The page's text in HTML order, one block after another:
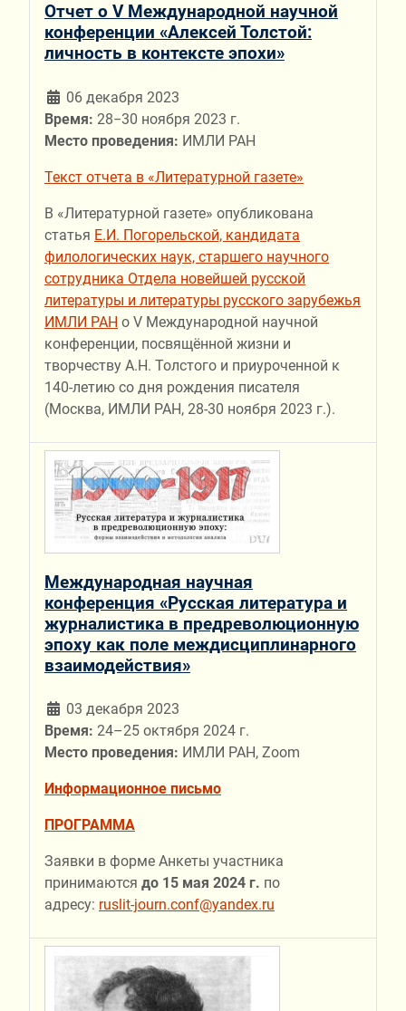
Отчет о V Международной научной
конференции «Алексей Толстой:
личность в контексте эпохи»
06 декабря 2023
Время: 28−30 ноября 2023 г.
Место проведения: ИМЛИ РАН
Текст отчета в «Литературной газете»
В «Литературной газете» опубликована
статья Е.И. Погорельской, кандидата
филологических наук, старшего научного
сотрудника Отдела новейшей русской
литературы и литературы русского зарубежья
ИМЛИ РАН о V Международной научной
конференции, посвящённой жизни и
творчеству А.Н. Толстого и приуроченной к
140-летию со дня рождения писателя
(Москва, ИМЛИ РАН, 28-30 ноября 2023 г.).
Международная научная
конференция «Русская литература и
журналистика в предреволюционную
эпоху как поле междисциплинарного
взаимодействия»
03 декабря 2023
Время: 24–25 октября 2024 г.
Место проведения: ИМЛИ РАН, Zoom
Информационное письмо
ПРОГРАММА
Заявки в форме Анкеты участника
принимаются до 15 мая 2024 г. по
адресу: ruslit-journ.conf@yandex.ru